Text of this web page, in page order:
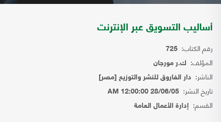
أساليب التسويق عبر الإنترنت
رقم الكتاب: 725
المؤلف: ك.ر مورجان
الناشر: دار الفاروق للنشر والتوزيع [مصر]
تاريخ النشر: 28/06/05 12:00:00 AM
القسم: إدارة الأعمال العامة